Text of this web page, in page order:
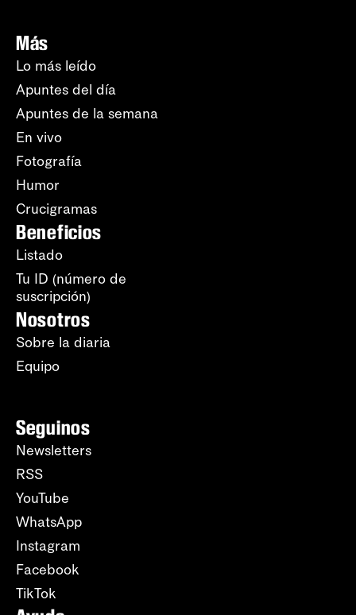
Más
Lo más leído
Apuntes del día
Apuntes de la semana
En vivo
Fotografía
Humor
Crucigramas
Beneficios
Listado
Tu ID (número de
suscripción)
Nosotros
Sobre la diaria
Equipo
Seguinos
Newsletters
RSS
YouTube
WhatsApp
Instagram
Facebook
TikTok